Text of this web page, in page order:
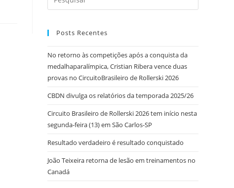
Posts Recentes
No retorno às competições após a conquista da
medalhaparalímpica, Cristian Ribera vence duas
provas no CircuitoBrasileiro de Rollerski 2026
CBDN divulga os relatórios da temporada 2025/26
Circuito Brasileiro de Rollerski 2026 tem início nesta
segunda-feira (13) em São Carlos-SP
Resultado verdadeiro é resultado conquistado
João Teixeira retorna de lesão em treinamentos no
Canadá